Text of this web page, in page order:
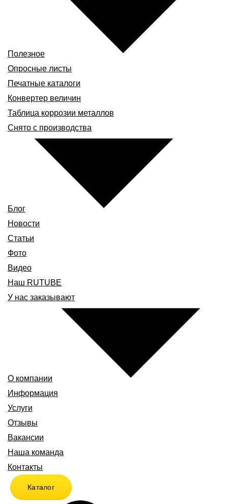
Полезное
Опросные листы
Печатные каталоги
Конвертер величин
Таблица коррозии металлов
Снято с производства
Блог
Новости
Статьи
Фото
Видео
Наш RUTUBE
У нас заказывают
О компании
Информация
Услуги
Отзывы
Вакансии
Наша команда
Контакты
Каталог